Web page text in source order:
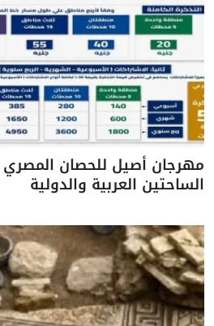
مهرجان أصيل للحصان المصري
الساحتين العربية والدولية